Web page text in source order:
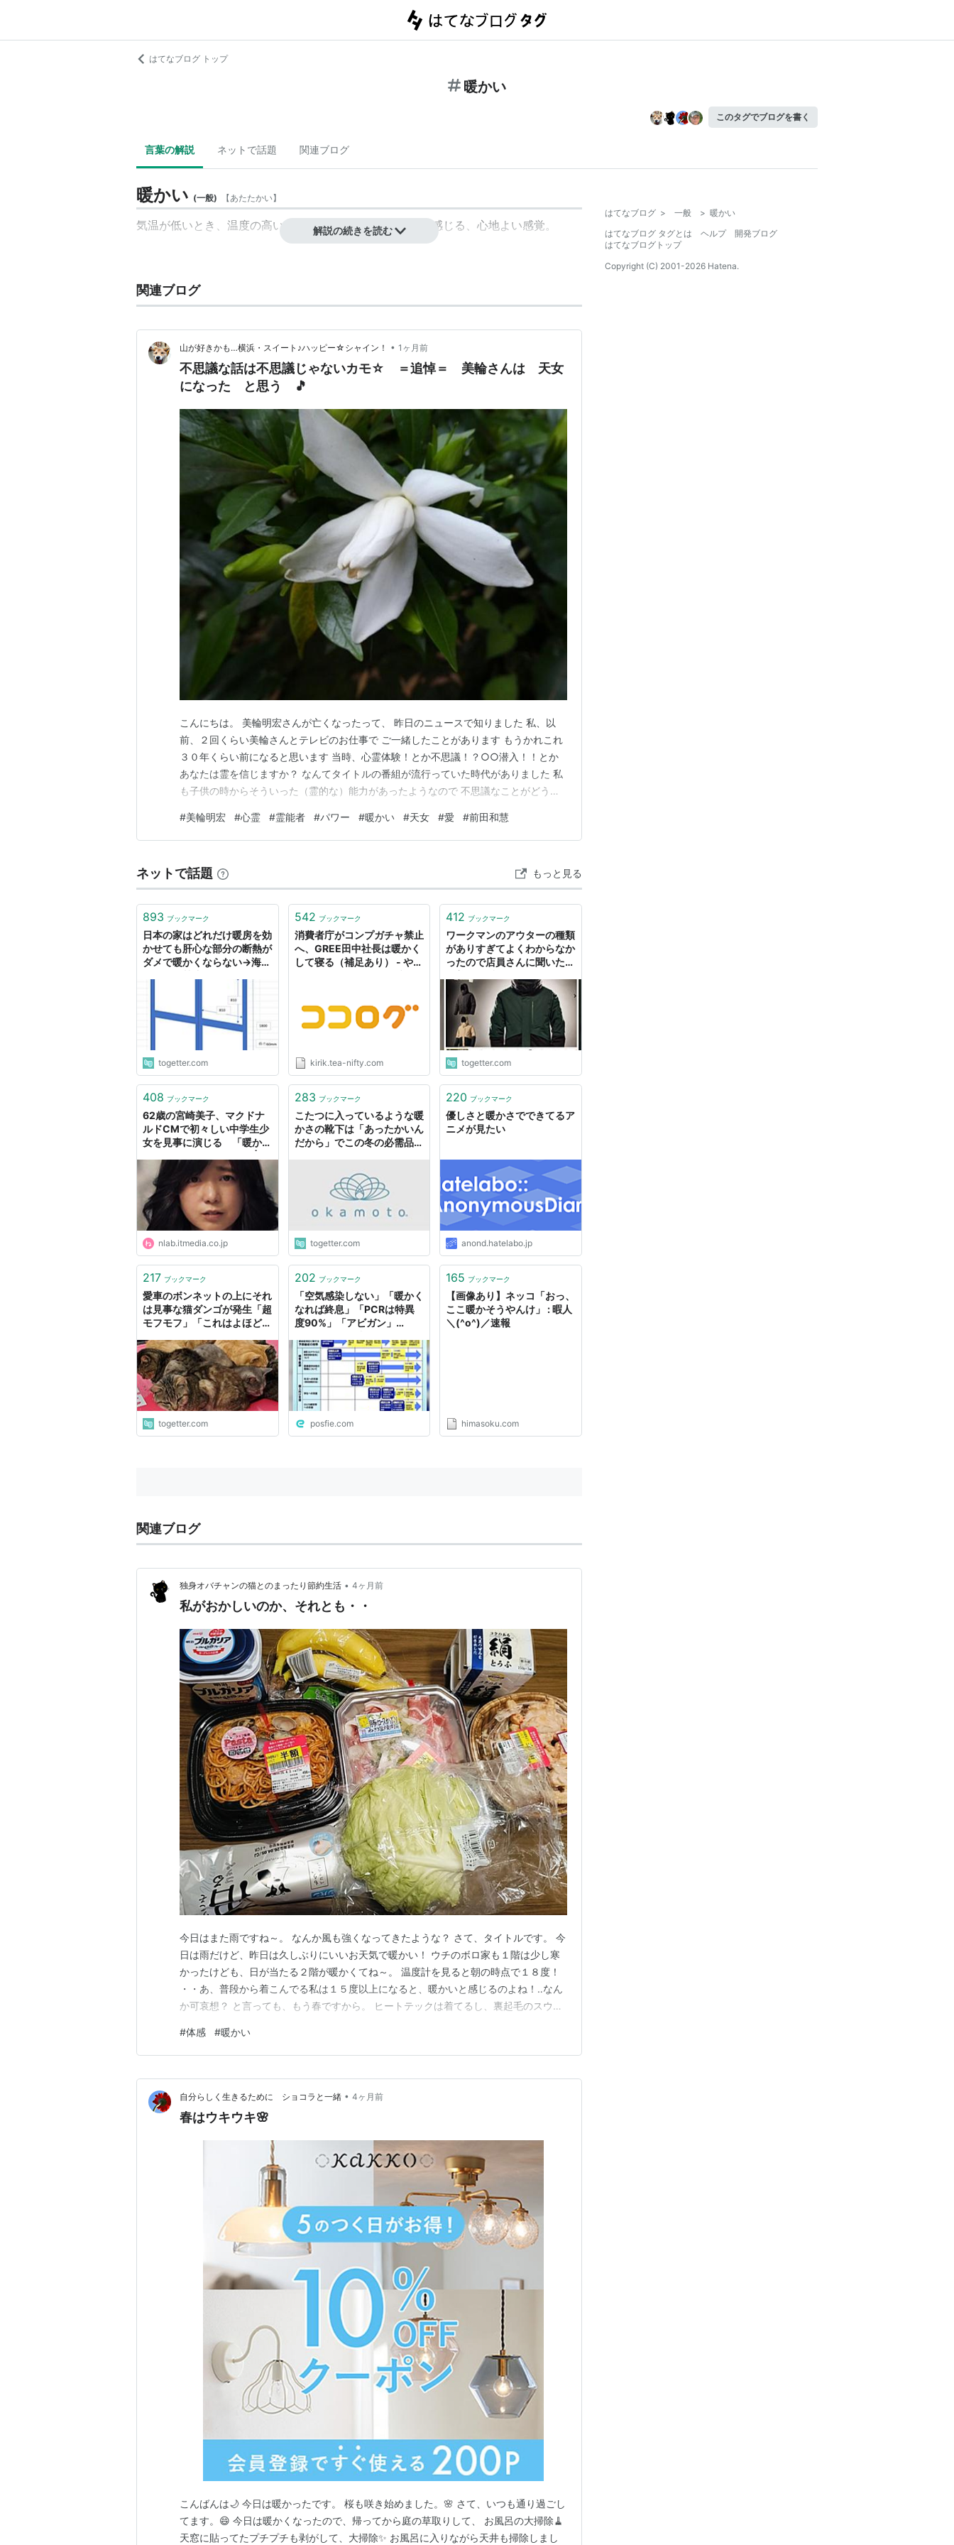
はてなブログ トップ
暖かい
このタグでブログを書く
言葉の解説 ネットで話題 関連ブログ
暖かい (一般) 【あたたかい】
気温が低いとき、温度の高い物体に触れたり近づくことで感じる、心地よい感覚。
解説の続きを読む
関連ブログ
山が好きかも…横浜・スイート♪ハッピー☆シャイン！ • 1ヶ月前
不思議な話は不思議じゃないカモ☆ ＝追悼＝ 美輪さんは 天女
になった と思う 🎵
こんにちは。 美輪明宏さんが亡くなったって、 昨日のニュースで知りました 私、以
前、２回くらい美輪さんとテレビのお仕事で ご一緒したことがあります もうかれこれ
３０年くらい前になると思います 当時、心霊体験！とか不思議！？○○潜入！！とか
あなたは霊を信じますか？ なんてタイトルの番組が流行っていた時代がありました 私
も子供の時からそういった（霊的な）能力があったようなので 不思議なことがどうし
を結構見ていました 中でも 以前書いたかもしれないですが 岐阜のお寺のご住職で 前
田和慧（まえだわけい）さんという方が好き…
#美輪明宏 #心霊 #霊能者 #パワー #暖かい #天女 #愛 #前田和慧
ネットで話題 もっと見る
893 ブックマーク
日本の家はどれだけ暖房を効
かせても肝心な部分の断熱が
ダメで暖かくならない→海外
togetter.com
542 ブックマーク
消費者庁がコンプガチャ禁止
へ、GREE田中社長は暖かく
して寝る（補足あり） - やま
kirik.tea-nifty.com
412 ブックマーク
ワークマンのアウターの種類
がありすぎてよくわからなか
ったので店員さんに聞いたら
で、こっちは“無”です』と言
われたので“無”の方を買って
きた
togetter.com
408 ブックマーク
62歳の宮崎美子、マクドナ
ルドCMで初々しい中学生少
女を見事に演じる 「暖かい
とらぼ
nlab.itmedia.co.jp
283 ブックマーク
こたつに入っているような暖
かさの靴下は「あったかいん
だから」でこの冬の必需品→
togetter.com
220 ブックマーク
優しさと暖かさでできてるア
ニメが見たい
anond.hatelabo.jp
217 ブックマーク
愛車のボンネットの上にそれ
は見事な猫ダンゴが発生「超
モフモフ」「これはよほど暖
togetter.com
202 ブックマーク
「空気感染しない」「暖かく
なれば終息」「PCRは特異
度90%」「アビガン」
民党支持者はデマを拡散して
しまうのか【みんなの反応】
posfie.com
165 ブックマーク
【画像あり】ネッコ「おっ、
ここ暖かそうやんけ」 : 暇人
＼(^o^)／速報
himasoku.com
関連ブログ
独身オバチャンの猫とのまったり節約生活 • 4ヶ月前
私がおかしいのか、それとも・・
今日はまた雨ですね～。 なんか風も強くなってきたような？ さて、タイトルです。 今
日は雨だけど、昨日は久しぶりにいいお天気で暖かい！ ウチのボロ家も１階は少し寒
かったけども、日が当たる２階が暖かくてね～。 温度計を見ると朝の時点で１８度！
・・あ、普段から着こんでる私は１５度以上になると、暖かいと感じるのよね！‥なん
か可哀想？ と言っても、もう春ですから。 ヒートテックは着てるし、裏起毛のスウェ
ので、窓開けて仕事してのよね。 それでも室温は徐々に上昇してたけど。 で、窓開け
て気づいたんだけど、この暖かいのに室外機の音…
#体感 #暖かい
自分らしく生きるために ショコラと一緒 • 4ヶ月前
春はウキウキ🌸
こんばんは🌙 今日は暖かったです。 桜も咲き始めました。🌸 さて、いつも通り過ごし
てます。😄 今日は暖かくなったので、帰ってから庭の草取りして、 お風呂の大掃除🧹
天窓に貼ってたプチプチも剥がして、大掃除✨ お風呂に入りながら天井も掃除しまし
はてなブログ > 一般 > 暖かい
はてなブログ タグとは
ヘルプ
開発ブログ
はてなブログトップ
Copyright (C) 2001-2026 Hatena.